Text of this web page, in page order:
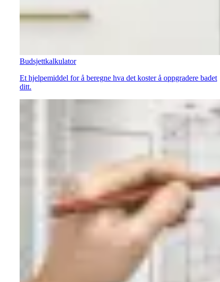
Budsjettkalkulator
Et hjelpemiddel for å beregne hva det koster å oppgradere badet
ditt.